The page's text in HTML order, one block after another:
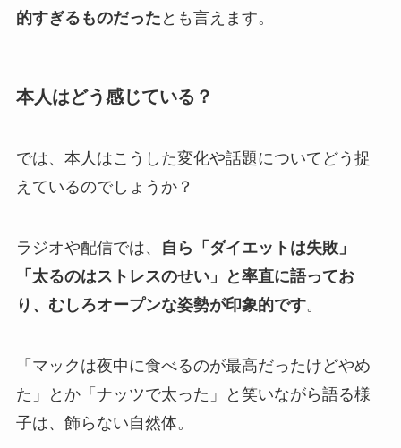
的すぎるものだった とも言えます。
本人はどう感じている？
では、本人はこうした変化や話題についてどう捉
えているのでしょうか？
ラジオや配信では、
自ら「ダイエットは失敗」
「太るのはストレスのせい」と率直に語ってお
り、むしろオープンな姿勢が印象的です。
「マックは夜中に食べるのが最高だったけどやめ
た」とか「ナッツで太った」と笑いながら語る様
子は、飾らない自然体。